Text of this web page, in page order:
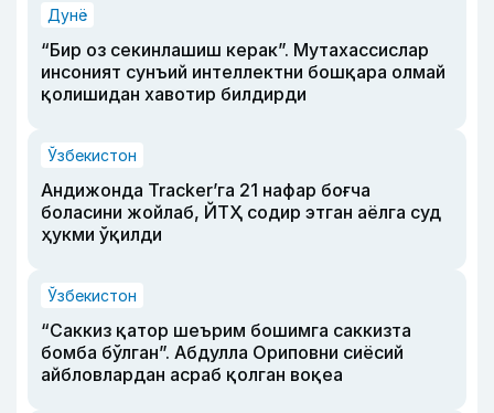
Дунё
“Бир оз секинлашиш керак”. Мутахассислар
инсоният сунъий интеллектни бошқара олмай
қолишидан хавотир билдирди
Ўзбекистон
Андижонда Tracker’га 21 нафар боғча
боласини жойлаб, ЙТҲ содир этган аёлга суд
ҳукми ўқилди
Ўзбекистон
“Саккиз қатор шеърим бошимга саккизта
бомба бўлган”. Абдулла Ориповни сиёсий
айбловлардан асраб қолган воқеа